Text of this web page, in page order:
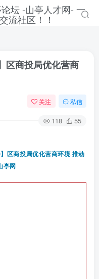
区商投局优化营商
关注 私信
118 55